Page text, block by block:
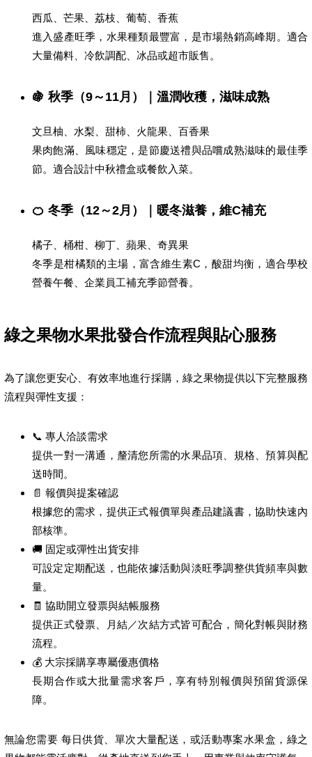
西瓜、芒果、荔枝、葡萄、香蕉
進入盛產旺季，水果種類最豐富，是市場熱銷高峰期。適合
大量備料、冷飲調配、冰品或超市販售。
🍇 秋季（9～11月）｜溫潤收穫，滋味成熟
文旦柚、水梨、甜柿、火龍果、百香果
果肉飽滿、風味穩定，是節慶送禮與品嚐成熟滋味的最佳季
節。適合設計中秋禮盒或餐飲入菜。
🍊 冬季（12～2月）｜暖冬滋養，維C補充
橘子、桶柑、柳丁、蘋果、奇異果
冬季是柑橘類的主場，富含維生素C，酸甜均衡，適合學校
營養午餐、企業員工補充季節營養。
綠之果物水果批發合作流程與貼心服務
為了讓您更安心、有效率地進行採購，綠之果物提供以下完整服務
流程與彈性支援：
📞 專人洽談需求
提供一對一溝通，釐清您所需的水果品項、規格、預算與配
送時間。
📄 報價與提案確認
根據您的需求，提供正式報價單與產品建議書，協助快速內
部核準。
🚚 固定或彈性出貨安排
可設定定期配送，也能依據活動與淡旺季調整供貨頻率與數
量。
🧾 協助開立發票與結帳服務
提供正式發票、月結／次結方式皆可配合，簡化對帳與財務
流程。
💰 大宗採購享專屬優惠價格
長期合作或大批量需求客戶，享有特別報價與預留貨源保
障。
無論您需要 每日供貨、單次大量配送，或活動專案水果盒，綠之